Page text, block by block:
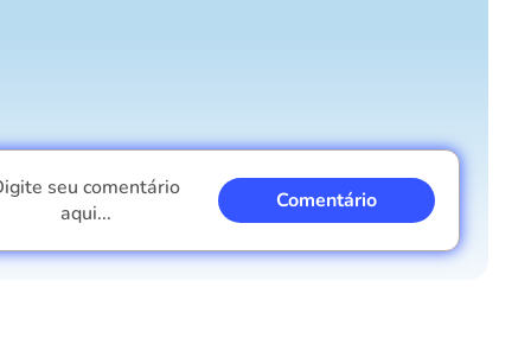
seu comentário
aqui...
Comentário